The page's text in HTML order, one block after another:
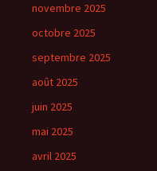
novembre 2025
octobre 2025
septembre 2025
août 2025
juin 2025
mai 2025
avril 2025